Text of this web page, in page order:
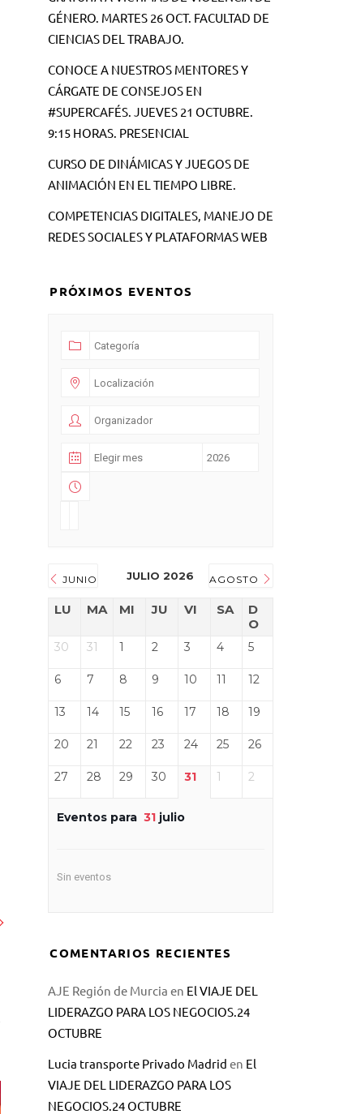
GÉNERO. MARTES 26 OCT. FACULTAD DE
CIENCIAS DEL TRABAJO.
CONOCE A NUESTROS MENTORES Y
CÁRGATE DE CONSEJOS EN
#SUPERCAFÉS. JUEVES 21 OCTUBRE.
9:15 HORAS. PRESENCIAL
CURSO DE DINÁMICAS Y JUEGOS DE
ANIMACIÓN EN EL TIEMPO LIBRE.
COMPETENCIAS DIGITALES, MANEJO DE
REDES SOCIALES Y PLATAFORMAS WEB
PRÓXIMOS EVENTOS
JUNIO JULIO 2026 AGOSTO
LU MA MI JU VI SA
D
O
30 31 1 2 3 4 5
6 7 8 9 10 11 12
13 14 15 16 17 18 19
20 21 22 23 24 25 26
27 28 29 30 31 1 2
Eventos para 31julio
Sin eventos
COMENTARIOS RECIENTES
AJE Región de Murcia en El VIAJE DEL
LIDERAZGO PARA LOS NEGOCIOS.24
OCTUBRE
Lucia transporte Privado Madrid en El
VIAJE DEL LIDERAZGO PARA LOS
NEGOCIOS.24 OCTUBRE